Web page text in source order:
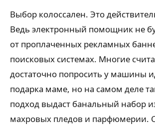
Выбор колоссален. Это
Ведь электронный помощник не
от проплаченных рекламных
поисковых системах. Многие
достаточно попросить у машины
подарка маме, но на самом деле
подход выдаст банальный набор
махровых пледов и парфюмерии.